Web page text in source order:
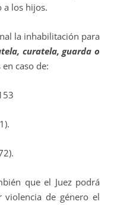
a los hijos.
la inhabilitación para
curatela, guarda o
caso de:
que el Juez podrá
de género el